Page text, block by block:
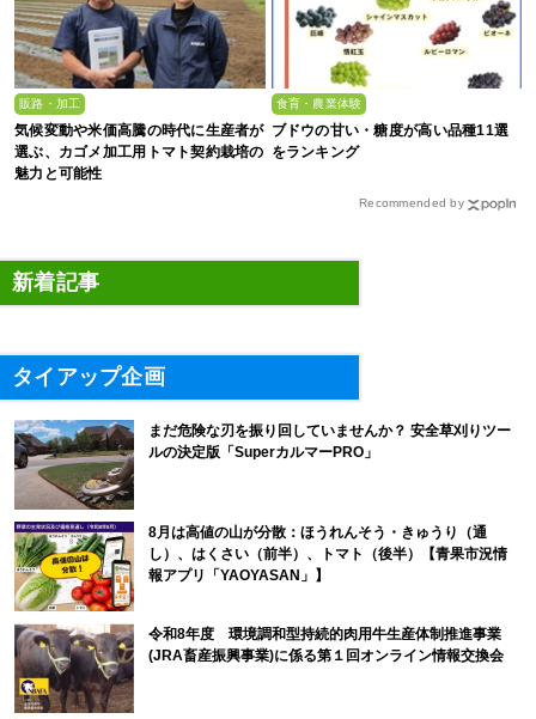
販路・加工
気候変動や米価高騰の時代に生産者が
選ぶ、カゴメ加工用トマト契約栽培の
魅力と可能性
食育・農業体験
ブドウの甘い・糖度が高い品種11選
をランキング
Recommended by
新着記事
タイアップ企画
まだ危険な刃を振り回していませんか？ 安全草刈りツー
ルの決定版「SuperカルマーPRO」
8月は高値の山が分散：ほうれんそう・きゅうり（通
し）、はくさい（前半）、トマト（後半）【青果市況情
報アプリ「YAOYASAN」】
令和8年度 環境調和型持続的肉用牛生産体制推進事業
(JRA畜産振興事業)に係る第１回オンライン情報交換会